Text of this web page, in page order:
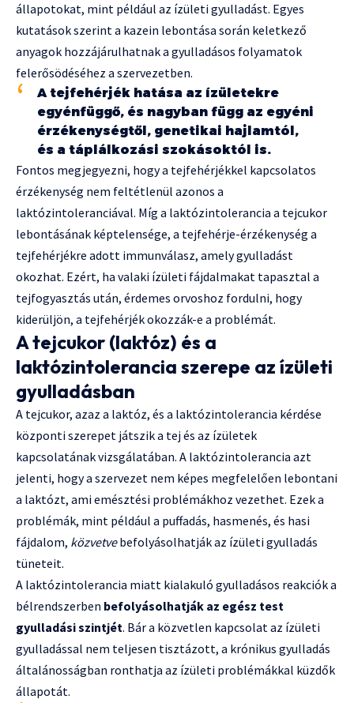
állapotokat, mint például az ízületi gyulladást. Egyes
kutatások szerint a kazein lebontása során keletkező
anyagok hozzájárulhatnak a gyulladásos folyamatok
felerősödéséhez a szervezetben.
A tejfehérjék hatása az ízületekre
egyénfüggő, és nagyban függ az egyéni
érzékenységtől, genetikai hajlamtól,
és a táplálkozási szokásoktól is.
Fontos megjegyezni, hogy a tejfehérjékkel kapcsolatos
érzékenység nem feltétlenül azonos a
laktózintoleranciával. Míg a laktózintolerancia a tejcukor
lebontásának képtelensége, a tejfehérje-érzékenység a
tejfehérjékre adott immunválasz, amely gyulladást
okozhat. Ezért, ha valaki ízületi fájdalmakat tapasztal a
tejfogyasztás után, érdemes orvoshoz fordulni, hogy
kiderüljön, a tejfehérjék okozzák-e a problémát.
A tejcukor (laktóz) és a
laktózintolerancia szerepe az ízületi
gyulladásban
A tejcukor, azaz a laktóz, és a laktózintolerancia kérdése
központi szerepet játszik a tej és az ízületek
kapcsolatának vizsgálatában. A laktózintolerancia azt
jelenti, hogy a szervezet nem képes megfelelően lebontani
a laktózt, ami emésztési problémákhoz vezethet. Ezek a
problémák, mint például a puffadás, hasmenés, és hasi
fájdalom, közvetvebefolyásolhatják az ízületi gyulladás
tüneteit.
A laktózintolerancia miatt kialakuló gyulladásos reakciók a
bélrendszerben befolyásolhatják az egész test
gyulladási szintjét. Bár a közvetlen kapcsolat az ízületi
gyulladással nem teljesen tisztázott, a krónikus gyulladás
általánosságban ronthatja az ízületi problémákkal küzdők
állapotát.